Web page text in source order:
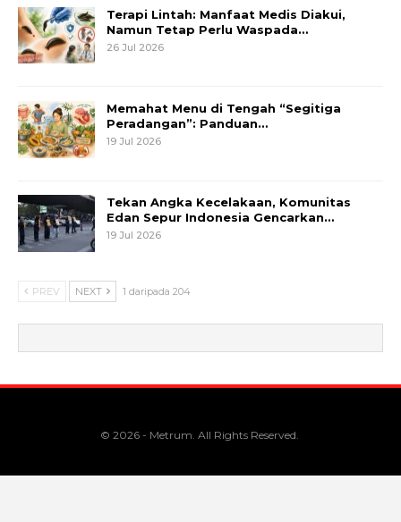
Terapi Lintah: Manfaat Medis Diakui,
Namun Tetap Perlu Waspada…
26 Jul 2026
Memahat Menu di Tengah “Segitiga
Peradangan”: Panduan…
19 Jul 2026
Tekan Angka Kecelakaan, Komunitas
Edan Sepur Indonesia Gencarkan…
19 Jul 2026
PREV NEXT 1 daripada 204
© 2026 - Metrum. All Rights Reserved.